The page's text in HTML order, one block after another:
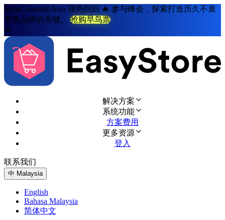
Retail Summit Asia 强势回归 🔥 参与峰会，探索打造历久不衰
零售品牌的关键。
抢购早鸟票
解决方案
系统功能
方案费用
更多资源
登入
联系我们
中 Malaysia
English
Bahasa Malaysia
简体中文